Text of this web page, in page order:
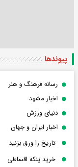
پیوندها
رسانه فرهنگ و هنر
اخبار مشهد
دنیای ورزش
اخبار ایران و جهان
تاریخ را ورق بزنید
خرید پنکه اقساطی